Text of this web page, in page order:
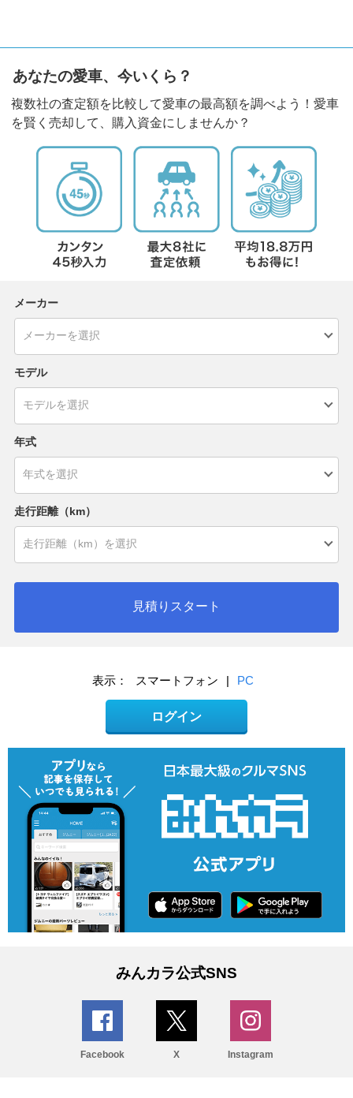
あなたの愛車、今いくら？
複数社の査定額を比較して愛車の最高額を調べよう！愛車
を賢く売却して、購入資金にしませんか？
メーカー
モデル
年式
走行距離（km）
見積りスタート
表示： スマートフォン | PC
ログイン
みんカラ公式SNS
Facebook X Instagram